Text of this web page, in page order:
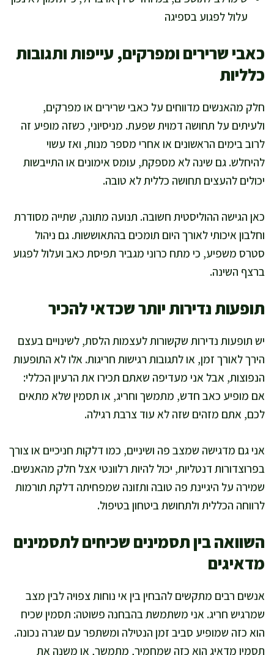
עלול לפגוע בספיגה
כאבי שרירים ומפרקים, עייפות ותגובות
כלליות
חלק מהאנשים מדווחים על כאבי שרירים או מפרקים,
ולעיתים על תחושה דמוית שפעת. מניסיוני, כשזה מופיע זה
לרוב בימים הראשונים או אחרי מספר מנות, ואז עשוי
להיחלש. גם שינה לא מספקת, עומס אימונים או התייבשות
יכולים להעצים תחושה כללית לא טובה.
כאן הגישה ההוליסטית חשובה. תנועה מתונה, שתייה מסודרת
וחלבון איכותי לאורך היום תומכים בהתאוששות. גם ניהול
סטרס משפיע, כי מתח כרוני מגביר תפיסת כאב ועלול לפגוע
ברצף השינה.
תופעות נדירות יותר שכדאי להכיר
יש תופעות נדירות שקשורות לעצמות הלסת, לשינויים בעצם
הירך לאורך זמן, או לתגובות רגישות חריגות. אלו לא התופעות
הנפוצות, אבל אני מעדיפה שאתם תכירו את הרעיון הכללי:
אם מופיע כאב חדש, מתמשך וחריג, או תסמין שלא מתאים
לכם, אתם מזהים שזה לא עוד צרבת רגילה.
אני גם מדגישה שמצב פה ושיניים, כמו דלקות חניכיים או צורך
בפרוצדורות דנטליות, יכול להיות רלוונטי אצל חלק מהאנשים.
שמירה על היגיינת פה טובה ותזונה שמפחיתה דלקת תורמות
לרווחה הכללית ולתחושת ביטחון בטיפול.
השוואה בין תסמינים שכיחים לתסמינים
מדאיגים
אנשים רבים מתקשים להבחין בין אי נוחות צפויה לבין מצב
שמרגיש חריג. אני משתמשת בהבחנה פשוטה: תסמין שכיח
הוא כזה שמופיע סביב זמן הנטילה ומשתפר עם שגרה נכונה.
תסמין מדאיג הוא כזה שמחמיר, מתמשך, או משנה את